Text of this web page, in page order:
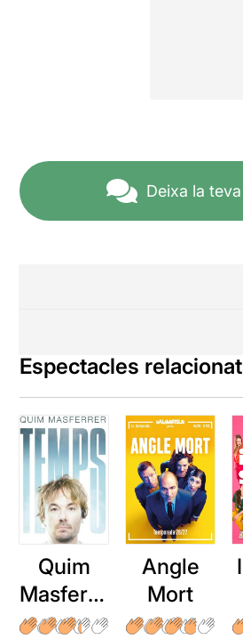
Deixa la
Espectacles
Quim
Masferre
r: Temps
Angle
Mort